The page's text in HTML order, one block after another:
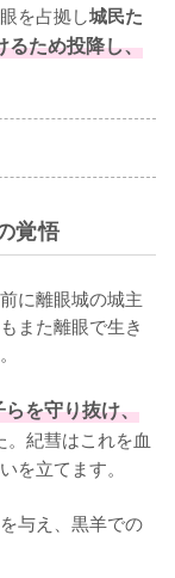
を占拠し城民た
るため投降し、
覚悟
に離眼城の城主
また離眼で生き
を守り抜け、
紀彗はこれを血
を立てます。
与え、黒羊での